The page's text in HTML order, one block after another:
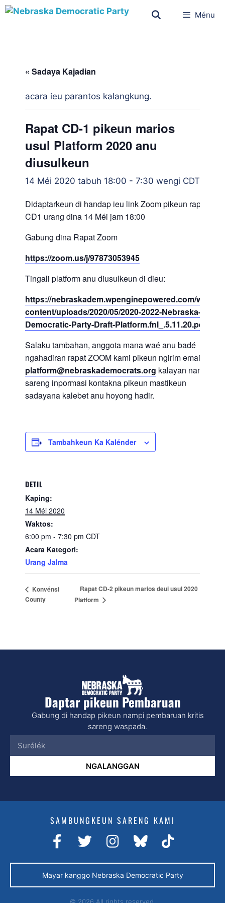
Ménu
« Sadaya Kajadian
acara ieu parantos kalangkung.
Rapat CD-1 pikeun marios
usul Platform 2020 anu
diusulkeun
14 Méi 2020 tabuh 18:00 - 7:30 wengi CDT
Didaptarkeun di handap ieu link Zoom pikeun rapat
CD1 urang dina 14 Méi jam 18:00
Gabung dina Rapat Zoom
https://zoom.us/j/97873053945
Tingali platform anu diusulkeun di dieu:
https://nebraskadem.wpenginepowered.com/wp-
content/uploads/2020/05/2020-2022-Nebraska-
Democratic-Party-Draft-Platform.fnl_.5.11.20.pdf
Salaku tambahan, anggota mana waé anu badé
ngahadiran rapat ZOOM kami pikeun ngirim email
platform@nebraskademocrats.org kalayan nami
sareng inpormasi kontakna pikeun mastikeun
sadayana kalebet anu hoyong hadir.
Tambahkeun Ka Kalénder
DETIL
Kaping:
14 Méi 2020
Waktos:
6:00 pm - 7:30 pm CDT
Acara Kategori:
Urang Jalma
Konvénsi
County
Rapat CD-2 pikeun marios deui usul 2020
Platform
Daptar pikeun Pembaruan
Gabung di handap pikeun nampi pembaruan kritis
sareng waspada.
NGALANGGAN
SAMBUNGKEUN SARENG KAMI
Mayar kanggo Nebraska Democratic Party